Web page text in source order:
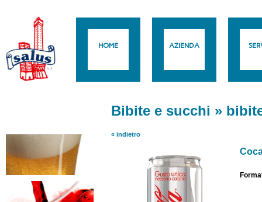
HOME AZIENDA
Bibite e succhi »
« indietro